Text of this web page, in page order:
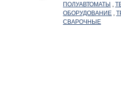
ПОЛУАВТОМАТЫ ,
ОБОРУДОВАНИЕ ,
СВАРОЧНЫЕ